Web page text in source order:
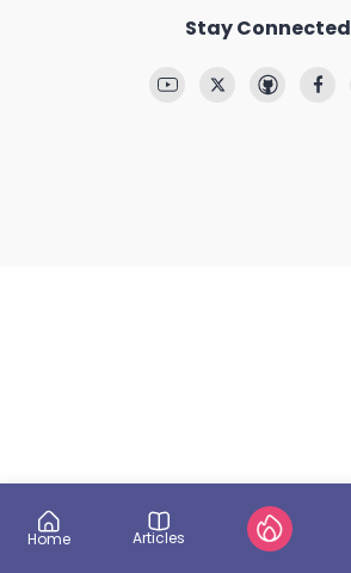
Stay Connected
Home Articles